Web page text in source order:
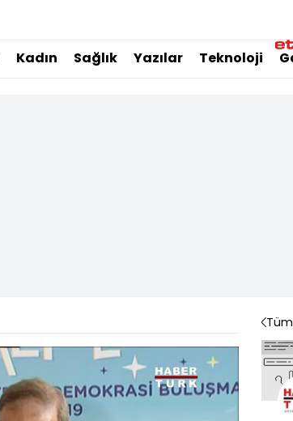
Kadın Sağlık Yazılar Teknoloji